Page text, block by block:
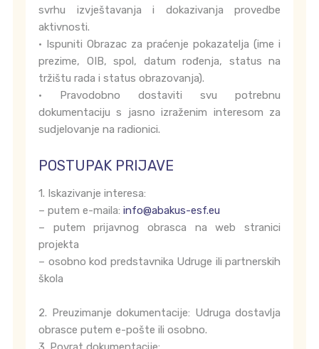
svrhu izvještavanja i dokazivanja provedbe
aktivnosti.
• Ispuniti Obrazac za praćenje pokazatelja (ime i
prezime, OIB, spol, datum rođenja, status na
tržištu rada i status obrazovanja).
• Pravodobno dostaviti svu potrebnu
dokumentaciju s jasno izraženim interesom za
sudjelovanje na radionici.
POSTUPAK PRIJAVE
1. Iskazivanje interesa:
– putem e-maila: info@abakus-esf.eu
– putem prijavnog obrasca na web stranici
projekta
– osobno kod predstavnika Udruge ili partnerskih
škola
2. Preuzimanje dokumentacije: Udruga dostavlja
obrasce putem e-pošte ili osobno.